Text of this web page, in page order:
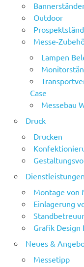
Outdoor
Messe-
Lampen
Case
Messebau
Druck
Drucken
Dienstleistungen
Montage von
Einlagerung
Grafik Design
Neues &
Messetipp